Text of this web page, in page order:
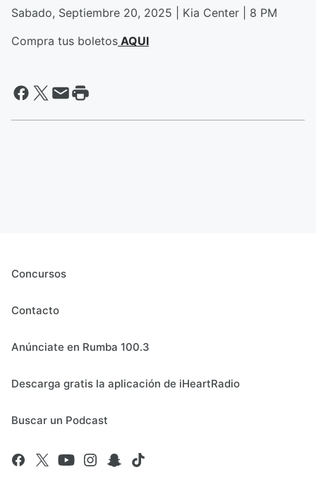
Sabado, Septiembre 20, 2025 | Kia Center | 8 PM
Compra tus boletos AQUI
Concursos
Contacto
Anúnciate en Rumba 100.3
Descarga gratis la aplicación de iHeartRadio
Buscar un Podcast